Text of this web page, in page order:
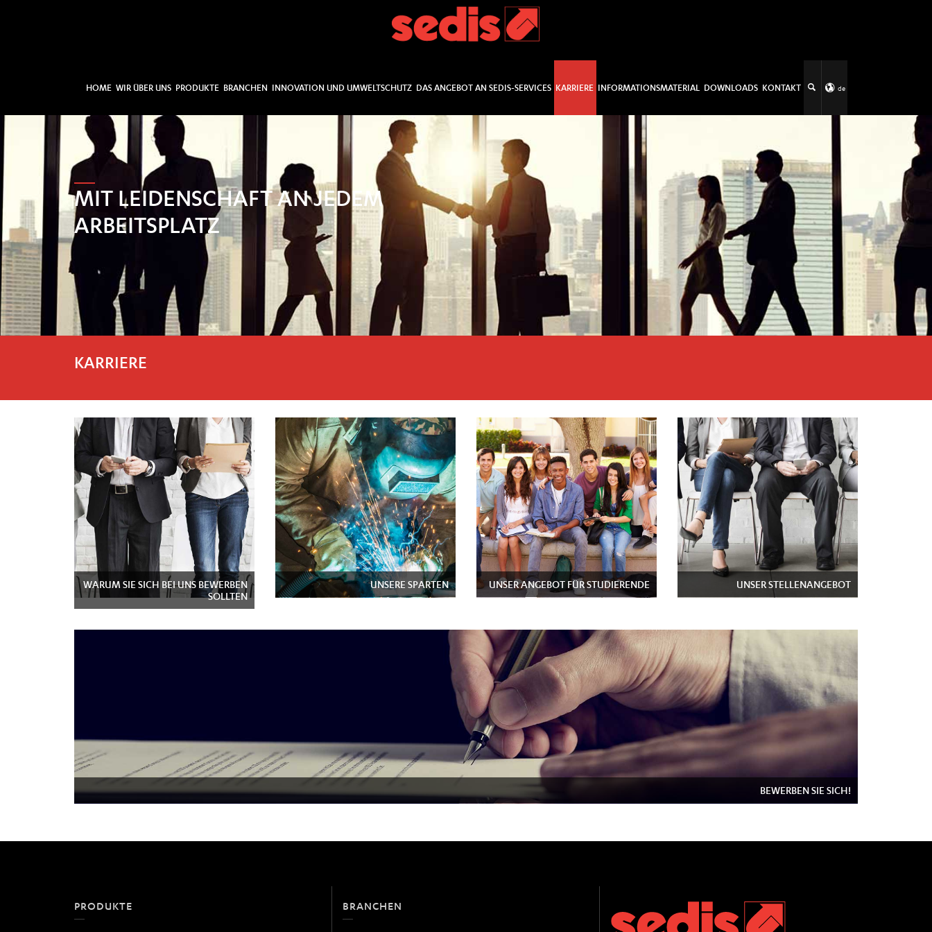
HOME WIR ÜBER UNS PRODUKTE BRANCHEN INNOVATION UND UMWELTSCHUTZ DAS ANGEBOT AN SEDIS-SERVICES KARRIERE INFORMATIONSMATERIAL DOWNLOADS KONTAKT de
MIT LEIDENSCHAFT AN JEDEM
ARBEITSPLATZ
KARRIERE
WARUM SIE SICH BEI UNS BEWERBEN
SOLLTEN
UNSERE SPARTEN UNSER ANGEBOT FÜR STUDIERENDE UNSER STELLENANGEBOT
BEWERBEN SIE SICH!
PRODUKTE BRANCHEN